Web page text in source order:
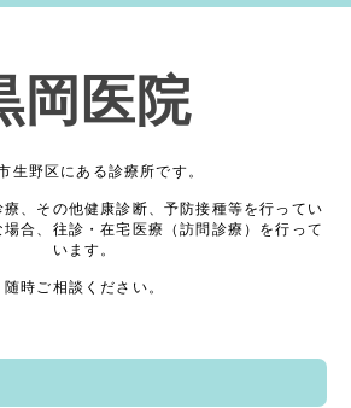
岡医院
生野区にある診療所です。
、その他健康診断、予防接種等を行ってい
合、往診・在宅医療（訪問診療）を行って
います。
随時ご相談ください。